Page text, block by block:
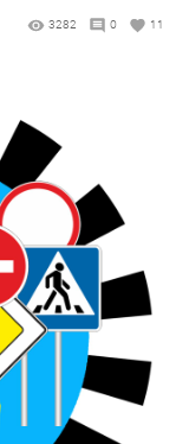
3282 0 11